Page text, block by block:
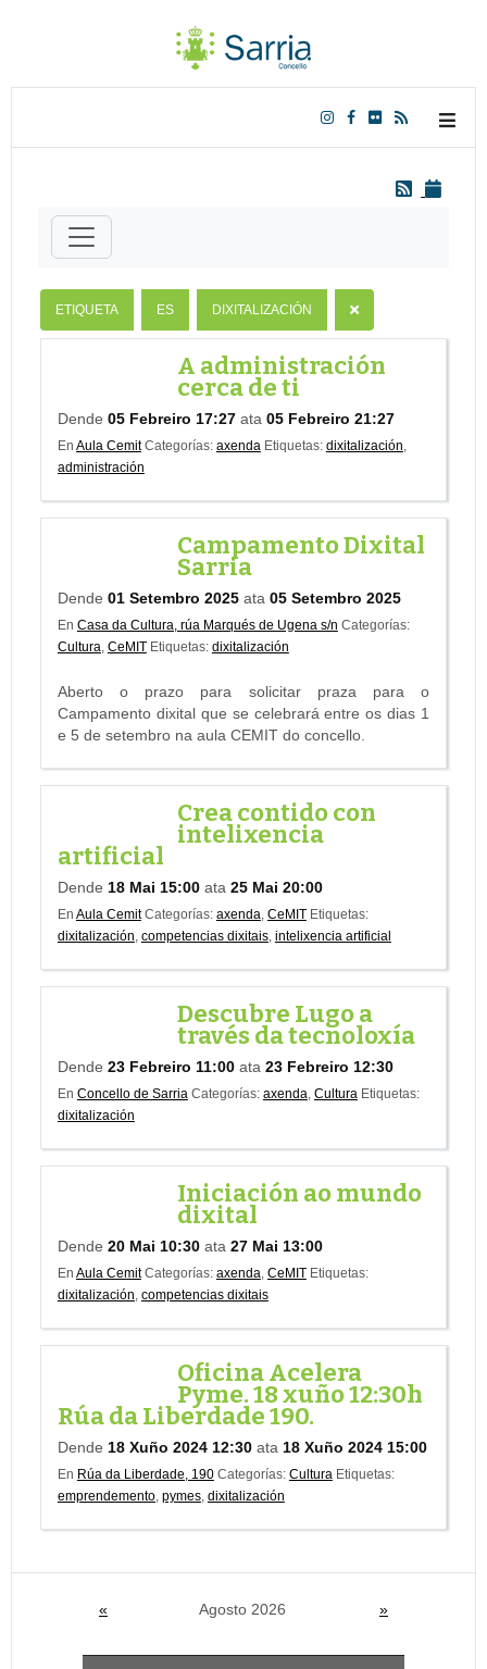
ETIQUETA ES DIXITALIZACIÓN
A administración
cerca de ti
Dende 05 Febreiro 17:27 ata 05 Febreiro 21:27
En Aula Cemit Categorías: axenda Etiquetas: dixitalización,
administración
Campamento Dixital
Sarria
Dende 01 Setembro 2025 ata 05 Setembro 2025
En Casa da Cultura, rúa Marqués de Ugena s/n Categorías:
Cultura, CeMIT Etiquetas: dixitalización
Aberto o prazo para solicitar praza para o
Campamento dixital que se celebrará entre os dias 1
e 5 de setembro na aula CEMIT do concello.
Crea contido con
intelixencia
artificial
Dende 18 Mai 15:00 ata 25 Mai 20:00
En Aula Cemit Categorías: axenda, CeMIT Etiquetas:
dixitalización, competencias dixitais, intelixencia artificial
Descubre Lugo a
través da tecnoloxía
Dende 23 Febreiro 11:00 ata 23 Febreiro 12:30
En Concello de Sarria Categorías: axenda, Cultura Etiquetas:
dixitalización
Iniciación ao mundo
dixital
Dende 20 Mai 10:30 ata 27 Mai 13:00
En Aula Cemit Categorías: axenda, CeMIT Etiquetas:
dixitalización, competencias dixitais
Oficina Acelera
Pyme. 18 xuño 12:30h
Rúa da Liberdade 190.
Dende 18 Xuño 2024 12:30 ata 18 Xuño 2024 15:00
En Rúa da Liberdade, 190 Categorías: Cultura Etiquetas:
emprendemento, pymes, dixitalización
« Agosto 2026 »